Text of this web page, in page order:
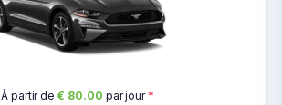
À partir de€ 80.00 par jour*